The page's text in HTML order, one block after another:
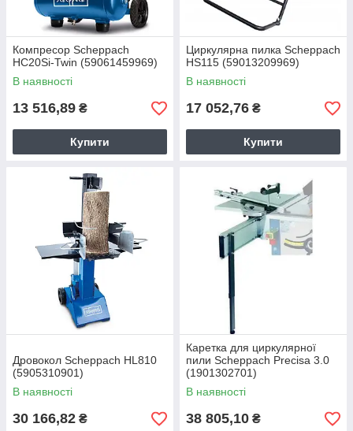
Компресор Scheppach
HC20Si-Twin (59061459969)
В наявності
13 516,89 ₴
Купити
Циркулярна пилка Scheppach
HS115 (59013209969)
В наявності
17 052,76 ₴
Купити
Дровокол Scheppach HL810
(5905310901)
В наявності
30 166,82 ₴
Каретка для циркулярної
пили Scheppach Precisa 3.0
(1901302701)
В наявності
38 805,10 ₴